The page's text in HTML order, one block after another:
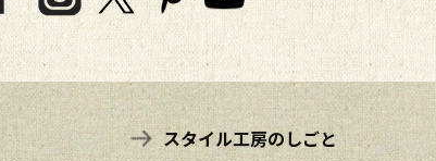
スタイル工房のしごと